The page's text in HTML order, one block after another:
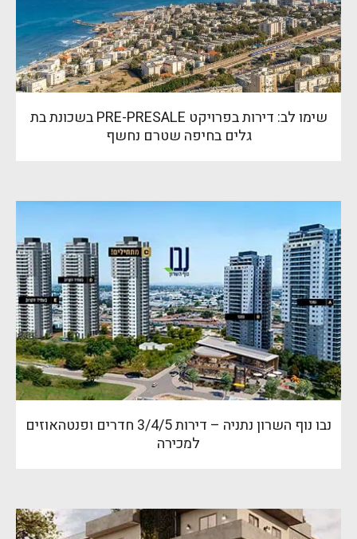
שימו לב: דירות בפרויקט PRE-PRESALE בשכונת בת
גלים בחיפה שטרם נחשף
נבו נוף השרון נתניה – דירות 3/4/5 חדרים ופנטהאוזים
למכירה